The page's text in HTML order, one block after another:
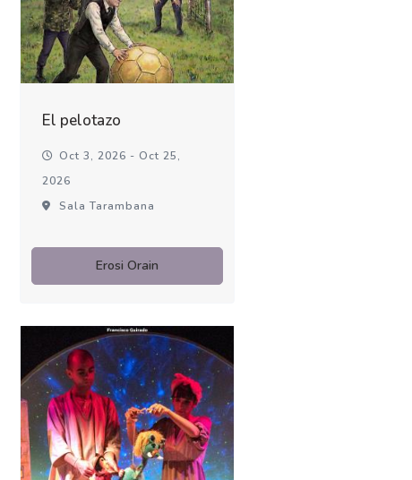
El pelotazo
Oct 3, 2026 - Oct 25,
2026
Sala Tarambana
Erosi Orain